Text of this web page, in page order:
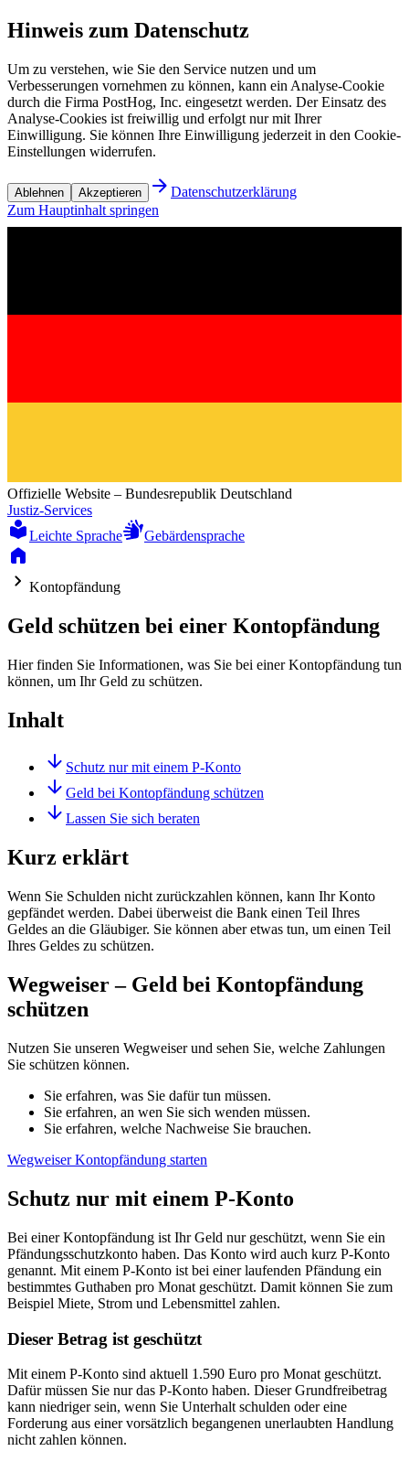
Hinweis zum Datenschutz
Um zu verstehen, wie Sie den Service nutzen und um
Verbesserungen vornehmen zu können, kann ein Analyse-Cookie
durch die Firma PostHog, Inc. eingesetzt werden. Der Einsatz des
Analyse-Cookies ist freiwillig und erfolgt nur mit Ihrer
Einwilligung. Sie können Ihre Einwilligung jederzeit in den Cookie-
Einstellungen widerrufen.
Ablehnen Akzeptieren
Datenschutzerklärung
Zum Hauptinhalt springen
Offizielle Website – Bundesrepublik Deutschland
Justiz-Services
Leichte Sprache
Gebärdensprache
Kontopfändung
Geld schützen bei einer Kontopfändung
Hier finden Sie Informationen, was Sie bei einer Kontopfändung tun
können, um Ihr Geld zu schützen.
Inhalt
Schutz nur mit einem P-Konto
Geld bei Kontopfändung schützen
Lassen Sie sich beraten
Kurz erklärt
Wenn Sie Schulden nicht zurückzahlen können, kann Ihr Konto
gepfändet werden. Dabei überweist die Bank einen Teil Ihres
Geldes an die Gläubiger. Sie können aber etwas tun, um einen Teil
Ihres Geldes zu schützen.
Wegweiser – Geld bei Kontopfändung
schützen
Nutzen Sie unseren Wegweiser und sehen Sie, welche Zahlungen
Sie schützen können.
Sie erfahren, was Sie dafür tun müssen.
Sie erfahren, an wen Sie sich wenden müssen.
Sie erfahren, welche Nachweise Sie brauchen.
Wegweiser Kontopfändung starten
Schutz nur mit einem P-Konto
Bei einer Kontopfändung ist Ihr Geld nur geschützt, wenn Sie ein
Pfändungsschutzkonto haben. Das Konto wird auch kurz P-Konto
genannt. Mit einem P-Konto ist bei einer laufenden Pfändung ein
bestimmtes Guthaben pro Monat geschützt. Damit können Sie zum
Beispiel Miete, Strom und Lebensmittel zahlen.
Dieser Betrag ist geschützt
Mit einem P-Konto sind aktuell 1.590 Euro pro Monat geschützt.
Dafür müssen Sie nur das P-Konto haben. Dieser Grundfreibetrag
kann niedriger sein, wenn Sie Unterhalt schulden oder eine
Forderung aus einer vorsätzlich begangenen unerlaubten Handlung
nicht zahlen können.